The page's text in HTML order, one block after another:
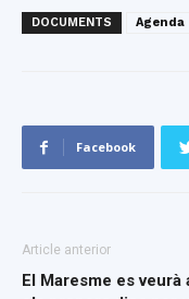
DOCUMENTS Agenda
Facebook
Article anterior
El Maresme es veurà